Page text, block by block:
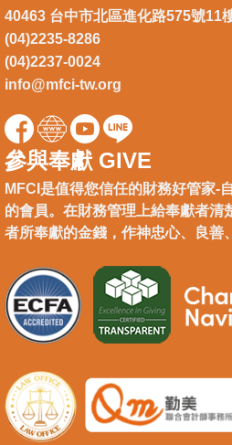
40463 台中市北區進化路575號11
(04)2235-8286
(04)2237-0024
info@mfci-tw.org
參與奉獻 GIVE
MFCI是值得您信任的財務好管家-
的會員。在財務管理上給奉獻者清
者所奉獻的金錢，作神忠心、良善